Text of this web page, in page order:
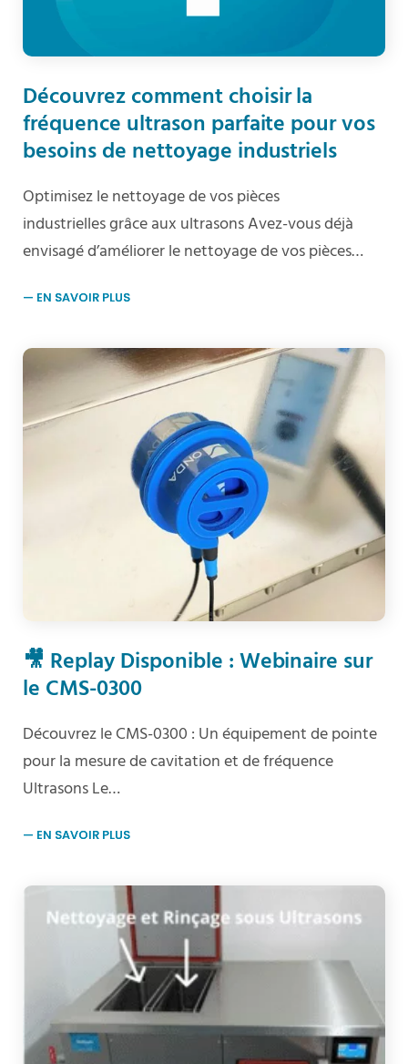
Découvrez comment choisir la
fréquence ultrason parfaite pour vos
besoins de nettoyage industriels
Optimisez le nettoyage de vos pièces
industrielles grâce aux ultrasons Avez-vous déjà
envisagé d’améliorer le nettoyage de vos pièces…
🎥 Replay Disponible : Webinaire sur
le CMS-0300
Découvrez le CMS-0300 : Un équipement de pointe
pour la mesure de cavitation et de fréquence
Ultrasons Le…